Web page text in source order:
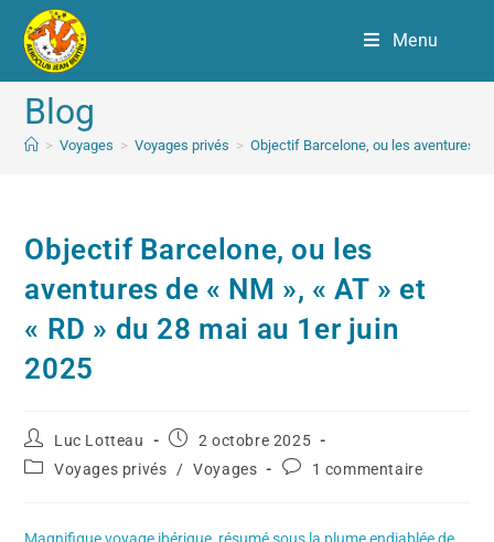
Menu
Blog
> Voyages > Voyages privés > Objectif Barcelone, ou les aventures
Objectif Barcelone, ou les
aventures de « NM », « AT » et
« RD » du 28 mai au 1er juin
2025
Luc Lotteau
2 octobre 2025
Voyages privés
/ Voyages 1 commentaire